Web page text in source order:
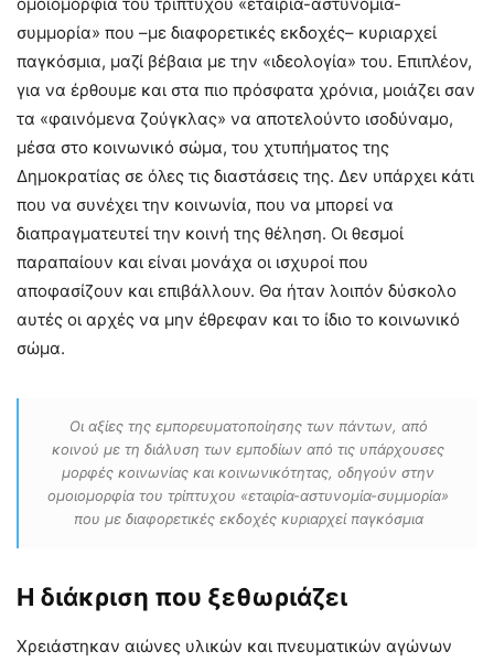
συμμορία» που –με διαφορετικές εκδοχές– κυριαρχεί
παγκόσμια, μαζί βέβαια με την «ιδεολογία» του. Επιπλέον,
για να έρθουμε και στα πιο πρόσφατα χρόνια, μοιάζει σαν
τα «φαινόμενα ζούγκλας» να αποτελούντο ισοδύναμο,
μέσα στο κοινωνικό σώμα, του χτυπήματος της
Δημοκρατίας σε όλες τις διαστάσεις της. Δεν υπάρχει κάτι
που να συνέχει την κοινωνία, που να μπορεί να
διαπραγματευτεί την κοινή της θέληση. Οι θεσμοί
παραπαίουν και είναι μονάχα οι ισχυροί που
αποφασίζουν και επιβάλλουν. Θα ήταν λοιπόν δύσκολο
αυτές οι αρχές να μην έθρεφαν και το ίδιο το κοινωνικό
σώμα.
Οι αξίες της εμπορευματοποίησης των πάντων, από
κοινού με τη διάλυση των εμποδίων από τις υπάρχουσες
μορφές κοινωνίας και κοινωνικότητας, οδηγούν στην
ομοιομορφία του τρίπτυχου «εταιρία-αστυνομία-συμμορία»
που με διαφορετικές εκδοχές κυριαρχεί παγκόσμια
Η διάκριση που ξεθωριάζει
Χρειάστηκαν αιώνες υλικών και πνευματικών αγώνων